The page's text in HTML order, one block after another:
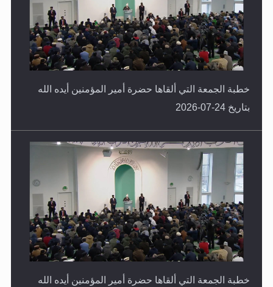
خطبة الجمعة التي ألقاها حضرة أمير المؤمنين أيده الله
بتاريخ 24-07-2026
خطبة الجمعة التي ألقاها حضرة أمير المؤمنين أيده الله